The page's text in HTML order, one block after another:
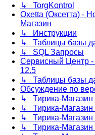
↳ TorgKontrol
Oxetta (Оксетта) -
Магазин
↳ Инструкции
↳ Таблицы базы
↳ SQL Запросы
Сервисный Центр -
12.5
↳ Таблицы базы
Обсуждение по
↳ Тирика-Магазин
↳ Тирика-Магазин
↳ Тирика-Магазин
↳ Тирика-Магазин